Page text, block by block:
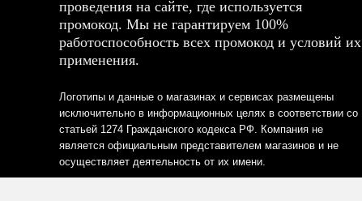
проведения на сайте, где используется
промокод. Мы не гарантируем 100%
работоспособность всех промокод и условий их
применения.
Логотипы и данные о магазинах и сервисах размещены
исключительно в информационных целях в соответствии со
статьей 1274 Гражданского кодекса РФ. Компания не
является официальным представителем магазинов и не
осуществляет деятельность от их имени.